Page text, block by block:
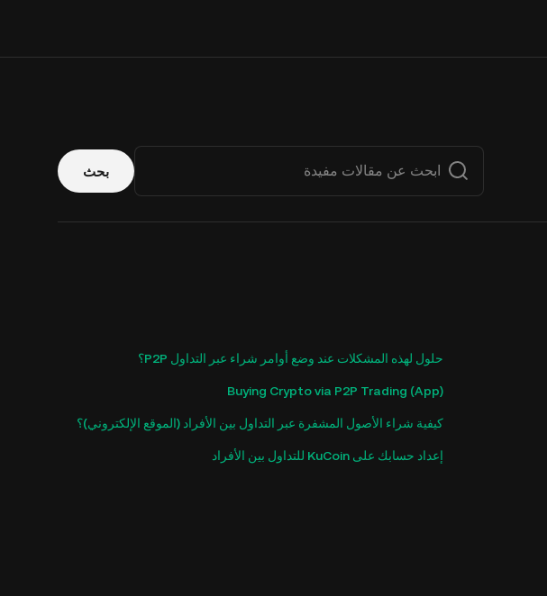
بحث
حلول لهذه المشكلات عند وضع أوامر شراء عبر التداول P2P؟
Buying Crypto via P2P Trading (App)
كيفية شراء الأصول المشفرة عبر التداول بين الأفراد (الموقع الإلكتروني)؟
إعداد حسابك على KuCoin للتداول بين الأفراد